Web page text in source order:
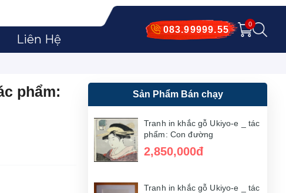
083.99999.55
0
Liên Hệ
phẩm:
Sản Phẩm Bán chạy
Tranh in khắc gỗ Ukiyo-e _ tác
phẩm: Con đường
2,850,000đ
Tranh in khắc gỗ Ukiyo-e _ tác